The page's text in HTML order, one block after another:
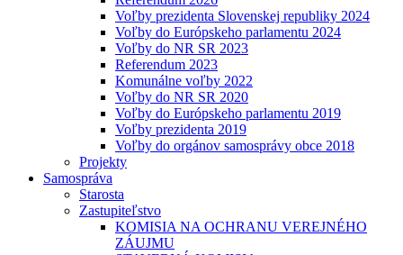
Voľby prezidenta Slovenskej republiky 2024
Voľby do Európskeho parlamentu 2024
Voľby do NR SR 2023
Referendum 2023
Komunálne voľby 2022
Voľby do NR SR 2020
Voľby do Európskeho parlamentu 2019
Voľby prezidenta 2019
Voľby do orgánov samosprávy obce 2018
Projekty
Samospráva
Starosta
Zastupiteľstvo
KOMISIA NA OCHRANU VEREJNÉHO
ZÁUJMU